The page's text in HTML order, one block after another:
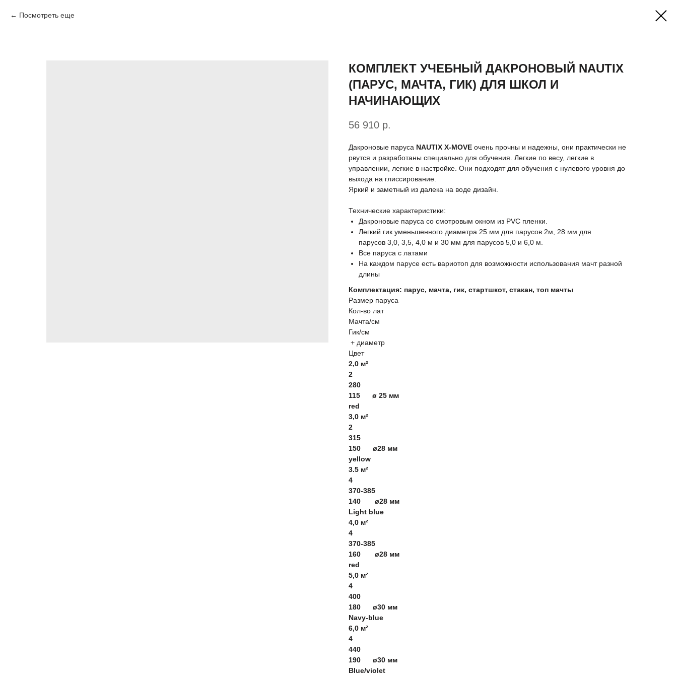
Посмотреть еще
КОМПЛЕКТ УЧЕБНЫЙ ДАКРОНОВЫЙ NAUTIX
(ПАРУС, МАЧТА, ГИК) ДЛЯ ШКОЛ И
НАЧИНАЮЩИХ
56 910 р.
Дакроновые паруса NAUTIX X-MOVE очень прочны и надежны, они практически не
рвутся и разработаны специально для обучения. Легкие по весу, легкие в
управлении, легкие в настройке. Они подходят для обучения с нулевого уровня до
выхода на глиссирование.
Яркий и заметный из далека на воде дизайн.
Технические характеристики:
Дакроновые паруса со смотровым окном из PVC пленки.
Легкий гик уменьшенного диаметра 25 мм для парусов 2м, 28 мм для
парусов 3,0, 3,5, 4,0 м и 30 мм для парусов 5,0 и 6,0 м.
Все паруса с латами
На каждом парусе есть вариотоп для возможности использования мачт разной
длины
Комплектация: парус, мачта, гик, стартшкот, стакан, топ мачты
Размер паруса
Кол-во лат
Мачта/см
Гик/см
+ диаметр
Цвет
2,0 м²
2
280
115 ø 25 мм
red
3,0 м²
2
315
150 ø28 мм
yellow
3.5 м²
4
370-385
140 ø28 мм
Light blue
4,0 м²
4
370-385
160 ø28 мм
red
5,0 м²
4
400
180 ø30 мм
Navy-blue
6,0 м²
4
440
190 ø30 мм
Blue/violet